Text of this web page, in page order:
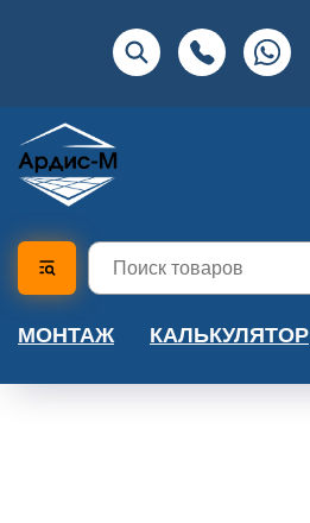
МОНТАЖ КАЛЬКУЛЯТОР